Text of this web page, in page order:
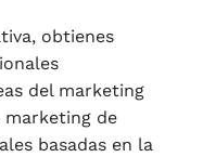
obtienes
del marketing
marketing de
basadas en la